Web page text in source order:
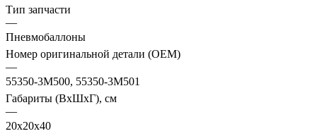
Тип запчасти
—
Пневмобаллоны
Номер оригинальной детали (OEM)
—
55350-3M500, 55350-3M501
Габариты (ВхШхГ), см
—
20x20x40